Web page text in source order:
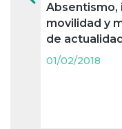
Absentismo,
movilidad y
de
01/02/2018